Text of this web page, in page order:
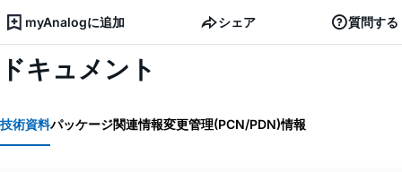
myAnalogに追加 シェア 質問する
ドキュメント
技術資料パッケージ関連情報変更管理(PCN/PDN)情報